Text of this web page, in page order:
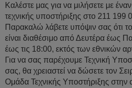
Καλέστε μας για να μιλήσετε με
τεχνικής υποστήριξης στο 211 199
Παρακαλώ λάβετε υπόψιν σας ότι
είναι διαθέσιμο από Δευτέρα έως
έως τις 18:00, εκτός των εθνικών
Για να σας παρέχουμε Τεχνική
σας, θα χρειαστεί να δώσετε τον
Ομάδα Τεχνικής Υποστήριξης στην